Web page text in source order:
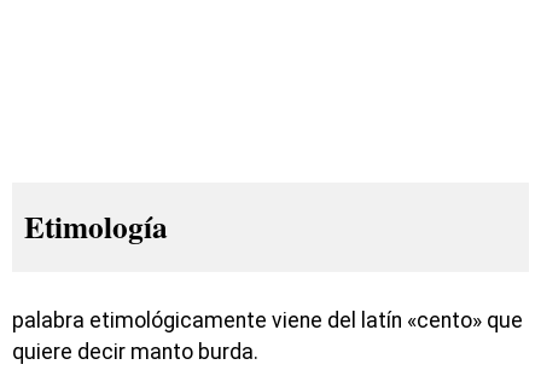
Etimología
palabra etimológicamente viene del latín «cento» que
quiere decir manto burda.